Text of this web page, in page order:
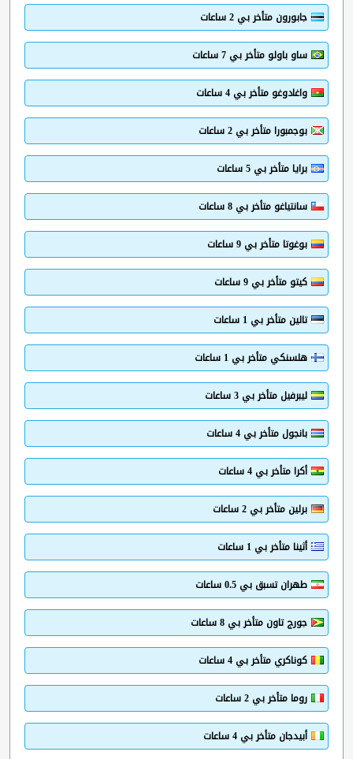
جابورون متأخر بي 2 ساعات
ساو باولو متأخر بي 7 ساعات
واغادوغو متأخر بي 4 ساعات
بوجمبورا متأخر بي 2 ساعات
برايا متأخر بي 5 ساعات
سانتياغو متأخر بي 8 ساعات
بوغوتا متأخر بي 9 ساعات
كيتو متأخر بي 9 ساعات
تالين متأخر بي 1 ساعات
هلسنكي متأخر بي 1 ساعات
ليبرفيل متأخر بي 3 ساعات
بانجول متأخر بي 4 ساعات
أكرا متأخر بي 4 ساعات
برلين متأخر بي 2 ساعات
أثينا متأخر بي 1 ساعات
طهران تسبق بي 0.5 ساعات
جورج تاون متأخر بي 8 ساعات
كوناكري متأخر بي 4 ساعات
روما متأخر بي 2 ساعات
أبيدجان متأخر بي 4 ساعات